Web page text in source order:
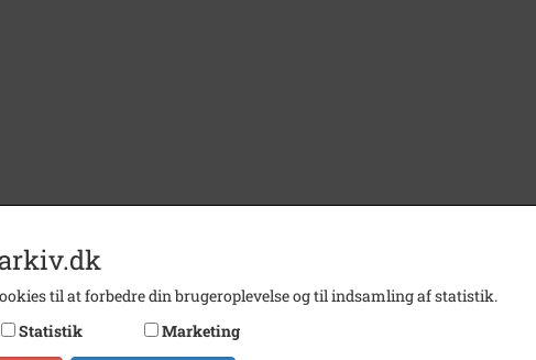
til at forbedre din brugeroplevelse og til indsamling af statistik.
Statistik Marketing